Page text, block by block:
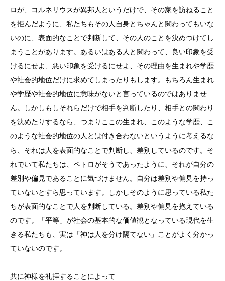
ロが、コルネリウスが異邦人というだけで、その家を訪ねること
を拒んだように、私たちもその人自身とちゃんと関わってもいな
いのに、表面的なことで判断して、その人のことを決めつけてし
まうことがあります。あるいはある人と関わって、良い印象を受
けるにせよ、悪い印象を受けるにせよ、その理由を生まれや学歴
や社会的地位だけに求めてしまったりもします。もちろん生まれ
や学歴や社会的地位に意味がないと言っているのではありませ
ん。しかしもしそれらだけで相手を判断したり、相手との関わり
を決めたりするなら、つまりここの生まれ、このような学歴、こ
のような社会的地位の人とは付き合わないというように考えるな
ら、それは人を表面的なことで判断し、差別しているのです。そ
れでいて私たちは、ペトロがそうであったように、それが自分の
差別や偏見であることに気づけません。自分は差別や偏見を持っ
ていないとすら思っています。しかしそのように思っている私た
ちが表面的なことで人を判断している。差別や偏見を抱えている
のです。「平等」が社会の基本的な価値観となっている現代を生
きる私たちも、実は「神は人を分け隔てない」ことがよく分かっ
ていないのです。
共に神様を礼拝することによって